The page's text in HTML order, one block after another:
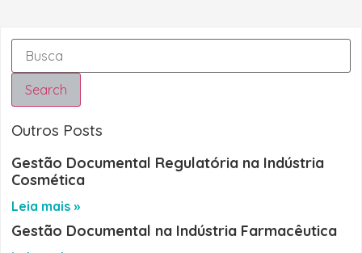
Search
Outros Posts
Gestão Documental Regulatória na Indústria
Cosmética
Leia mais »
Gestão Documental na Indústria Farmacêutica